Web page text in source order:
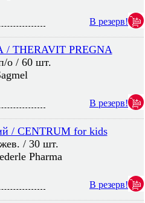
В резерв!
THERAVIT PREGNA
о / 60 шт.
В резерв!
/ CENTRUM for kids
/ 30 шт.
Pharma
В резерв!